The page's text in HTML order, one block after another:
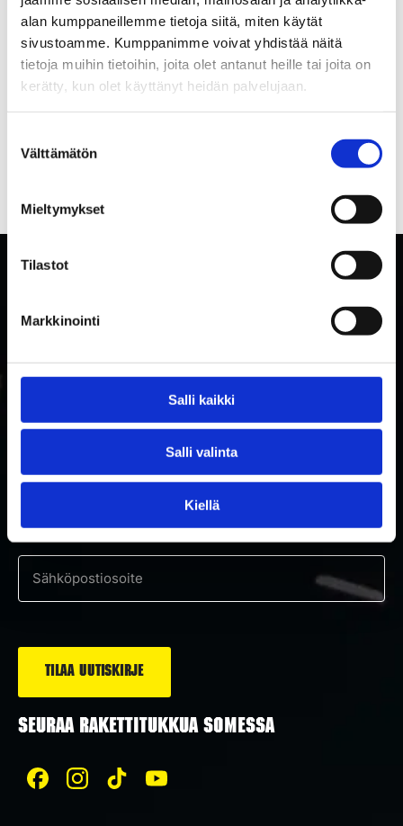
alan kumppaneillemme tietoja siitä, miten käytät
sivustoamme. Kumppanimme voivat yhdistää näitä
tietoja muihin tietoihin, joita olet antanut heille tai joita on
kerätty, kun olet käyttänyt heidän palvelujaan.
valinta
Välttämätön
Mieltymykset
Tilastot
Markkinointi
Salli kaikki
Salli valinta
Kiellä
Tilaa uutiskirje ja saat ensimmäisenä tietoa uutuuksista ja
Suostumus
Hyväksyn tietosuojaselosteen mukaisen tietojeni käytön.*
Sähköposti
SEURAA RAKETTITUKKUA SOMESSA